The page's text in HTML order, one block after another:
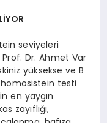
seviyeleri
Dr. Ahmet Var
yüksekse ve B
testi
en yaygın
zayıflığı,